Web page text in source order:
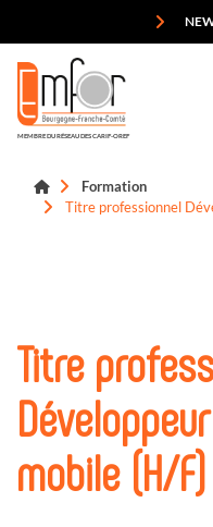
MEMBRE DU RÉSEAU DES CARIF-OREF
Formation
Titre professionnel
Titre
mobile (H/F)
Panneau de gestion des